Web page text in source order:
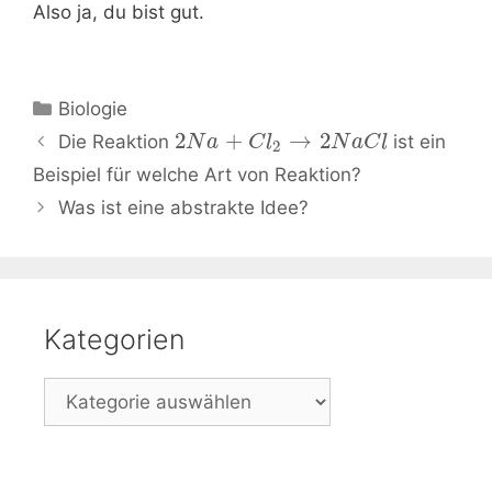
Also ja, du bist gut.
Kategorien
Biologie
Beitrags-
Navigation
Die Reaktion 2Na + Cl2 → 2NaClist ein
Beispiel für welche Art von Reaktion?
Was ist eine abstrakte Idee?
Kategorien
Kategorien